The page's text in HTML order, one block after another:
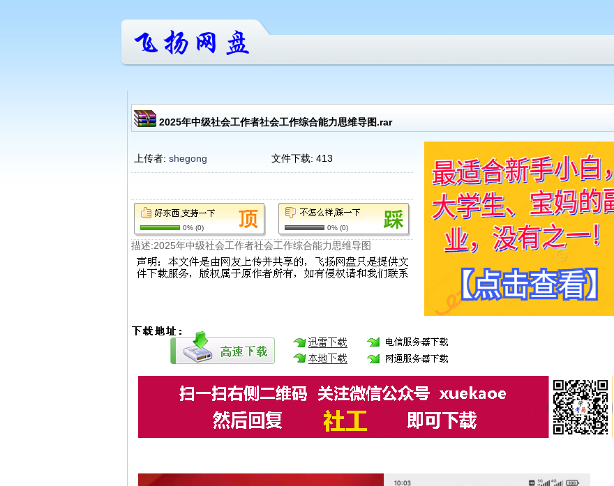
2025年中级社会工作者社会工作综合能力思维导图.rar
上传者: shegong 文件下载: 413
0% (0) 0% (0)
描述:2025年中级社会工作者社会工作综合能力思维导图